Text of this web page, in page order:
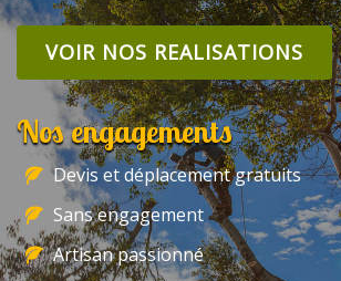
VOIR NOS REALISATIONS
Nos engagements
Devis et déplacement gratuits
Sans engagement
Artisan passionné